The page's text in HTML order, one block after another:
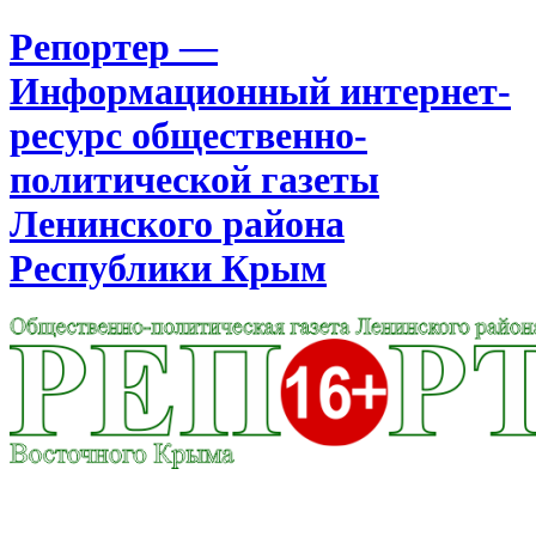
Репортер —
Информационный интернет-
ресурс общественно-
политической газеты
Ленинского района
Республики Крым